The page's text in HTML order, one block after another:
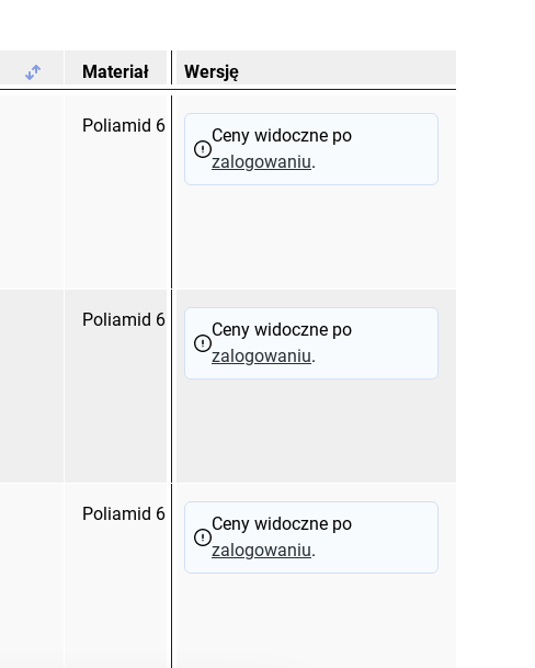
Materiał Wersję
Poliamid 6.6, UL 94 V-2Ceny widoczne po
zalogowaniu.
Poliamid 6.6, UL 94 V-2Ceny widoczne po
zalogowaniu.
Poliamid 6.6, UL 94 V-2Ceny widoczne po
zalogowaniu.